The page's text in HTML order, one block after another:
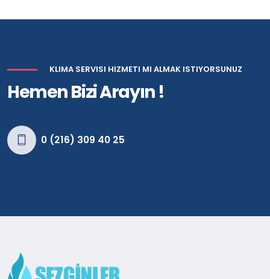
KLIMA SERVISI HIZMETI MI ALMAK ISTIYORSUNUZ
Hemen Bizi Arayın !
0 (216) 309 40 25